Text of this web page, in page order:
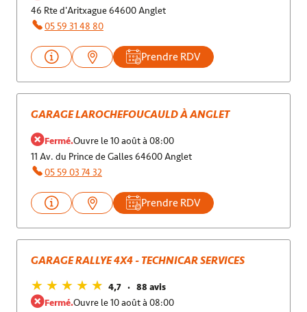
46 Rte d'Aritxague 64600 Anglet
05 59 31 48 80
Prendre RDV
GARAGE LAROCHEFOUCAULD À ANGLET
Fermé.Ouvre le 10 août à 08:00
11 Av. du Prince de Galles 64600 Anglet
05 59 03 74 32
Prendre RDV
GARAGE RALLYE 4X4 - TECHNICAR SERVICES
4,7
88 avis
Fermé.Ouvre le 10 août à 08:00